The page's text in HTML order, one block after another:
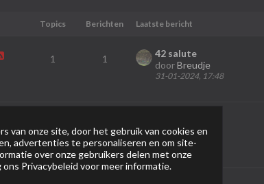
Topics Berichten Laatste bericht
1 1
42 salute
doorBreudje
31-01-2024, 17:48
van onze site, door het gebruik van cookies en
advertenties te personaliseren en om site-
over onze gebruikers delen met onze
ons Privacybeleid voor meer informatie.